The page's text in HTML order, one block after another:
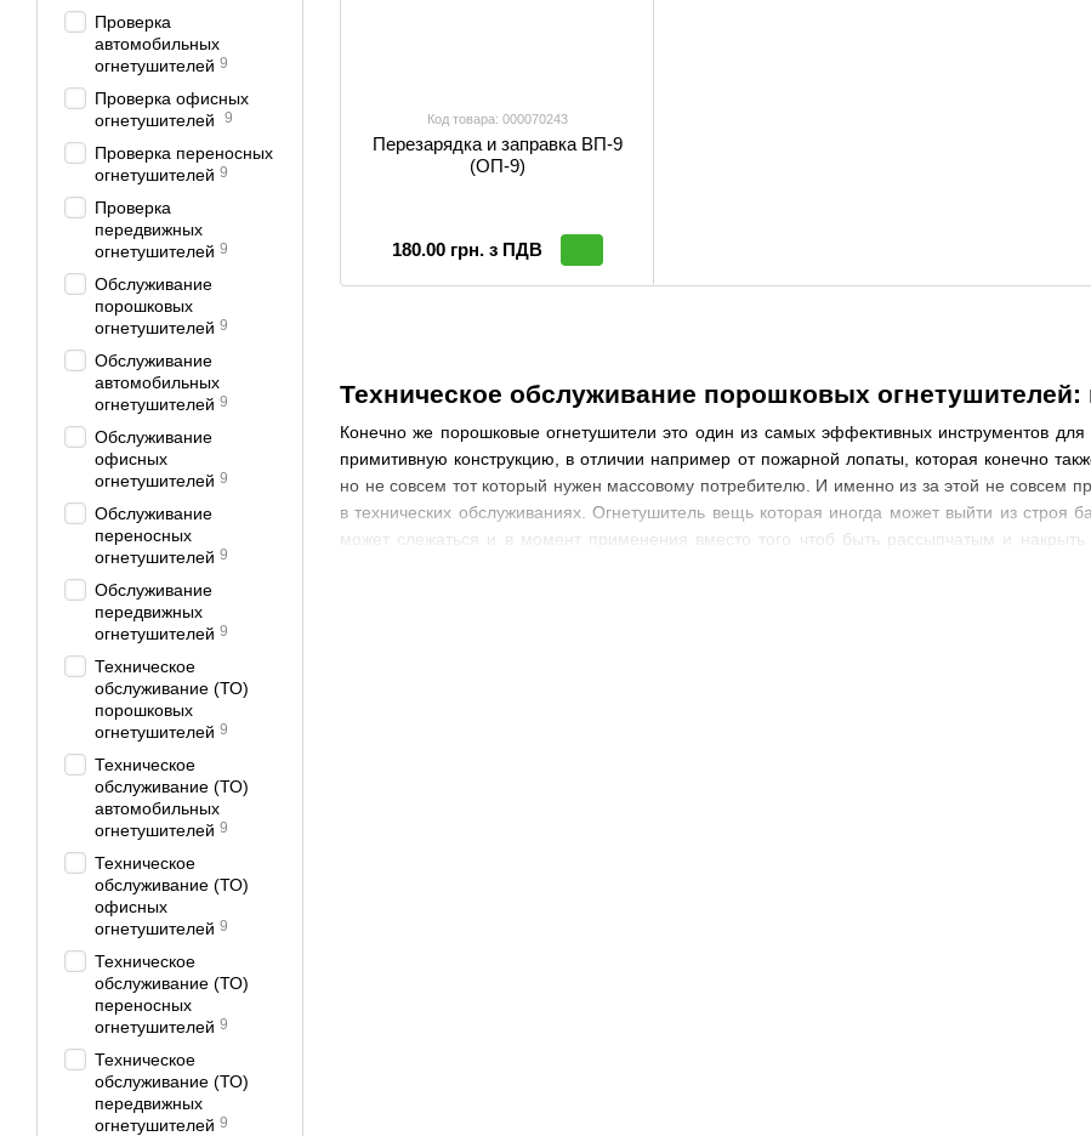
Техническое обслуживание порошковых
Конечно же порошковые огнетушители это один из самых эффективных инструментов
примитивную конструкцию, в отличии например от пожарной лопаты, которая конечно
но не совсем тот который нужен массовому потребителю. И именно из за этой не совсем
в технических обслуживаниях. Огнетушитель вещь которая иногда может выйти из строя
может слежаться и в момент применения вместо того чтоб быть рассыпчатым и
Код товара: 000070243
Перезарядка и заправка ВП-9
(ОП-9)
180.00 грн. з ПДВ
Проверка
автомобильных
огнетушителей 9
Проверка офисных
огнетушителей
9
Проверка переносных
огнетушителей 9
Проверка
передвижных
огнетушителей 9
Обслуживание
порошковых
огнетушителей 9
Обслуживание
автомобильных
огнетушителей 9
Обслуживание
офисных
огнетушителей 9
Обслуживание
переносных
огнетушителей 9
Обслуживание
передвижных
огнетушителей 9
Техническое
обслуживание (ТО)
порошковых
огнетушителей 9
Техническое
обслуживание (ТО)
автомобильных
огнетушителей 9
Техническое
обслуживание (ТО)
офисных
огнетушителей 9
Техническое
обслуживание (ТО)
переносных
огнетушителей 9
Техническое
обслуживание (ТО)
передвижных
огнетушителей 9